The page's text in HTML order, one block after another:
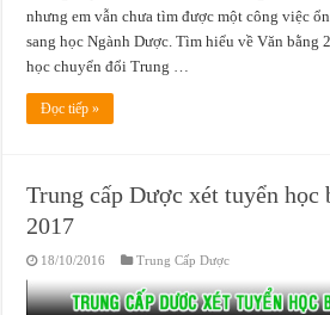
nhưng em vẫn chưa tìm được một công việc
sang học Ngành Dược. Tìm hiểu về Văn bằng
học chuyển đổi Trung …
Đọc tiếp »
Trung cấp Dược xét tuyển học
2017
18/10/2016 Trung Cấp Dược